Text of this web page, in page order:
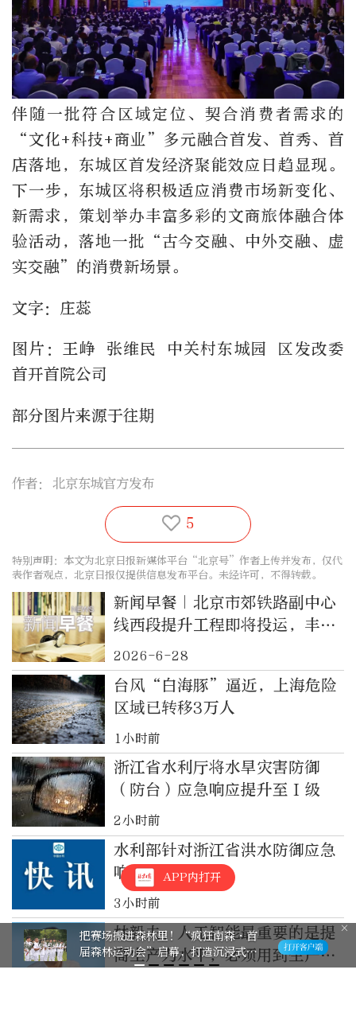
伴随一批符合区域定位、契合消费者需求的
“文化+科技+商业”多元融合首发、首秀、首
店落地，东城区首发经济聚能效应日趋显现。
下一步，东城区将积极适应消费市场新变化、
新需求，策划举办丰富多彩的文商旅体融合体
验活动，落地一批“古今交融、中外交融、虚
实交融”的消费新场景。
文字：庄蕊
图片：王峥 张维民 中关村东城园 区发改委
首开首院公司
部分图片来源于往期
作者： 北京东城官方发布
5
特别声明：本文为北京日报新媒体平台“北京号”作者上传并发布，仅代
表作者观点，北京日报仅提供信息发布平台。未经许可，不得转载。
新闻早餐｜北京市郊铁路副中心
线西段提升工程即将投运，丰
台、石景山、房山多个区域通勤
出行将提速
2026-6-28
台风“白海豚”逼近，上海危险
区域已转移3万人
1小时前
浙江省水利厅将水旱灾害防御
（防台）应急响应提升至Ⅰ级
2小时前
水利部针对浙江省洪水防御应急
响应提升至Ⅲ级
3小时前
林毅夫：人工智能最重要的是提
高生产力水平，必须用到生产、
APP内打开
北京市第十二届民族传统体育运动会
开幕